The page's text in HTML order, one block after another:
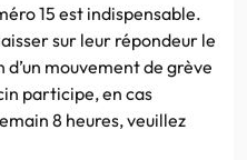
15 est indispensable.
sur leur répondeur le
d’un mouvement de grève
participe, en cas
8 heures, veuillez